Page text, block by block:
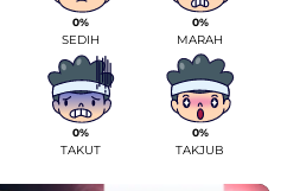
0%
SEDIH
0%
MARAH
0%
TAKUT
0%
TAKJUB